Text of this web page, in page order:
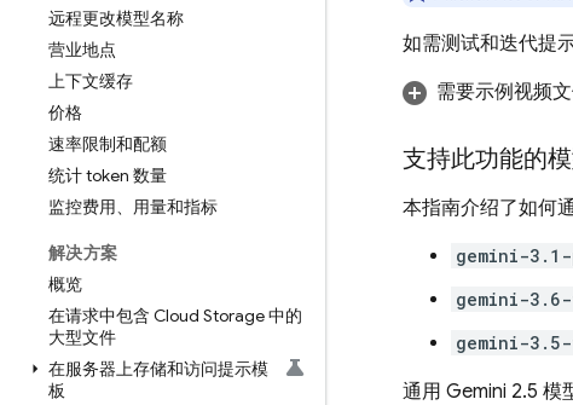
远程更改模型名称
营业地点
上下文缓存
价格
速率限制和配额
统计 token 数量
监控费用、用量和指标
解决方案
概览
在请求中包含 Cloud Storage 中的
大型文件
在服务器上存储和访问提示模
板
如需测试和迭代提
需要示例视频文
支持此功能的
本指南介绍了如何
gemini-
gemini-
gemini-
通用 Gemini 2.5 模